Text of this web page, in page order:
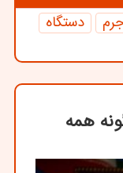
دستگاه
همه